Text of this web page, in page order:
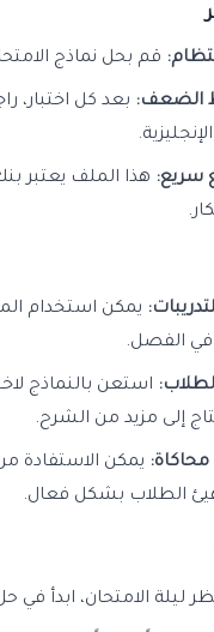
قم بحل نماذج
الضعف: بعد كل اختبار،
سريع: هذا الملف يعتبر
يمكن استخدام
الفصل.
استعن بالنماذج
إلى مزيد من الشرح.
محاكاة: يمكن الاستفادة
الطلاب بشكل فعال.
ليلة الامتحان، ابدأ في